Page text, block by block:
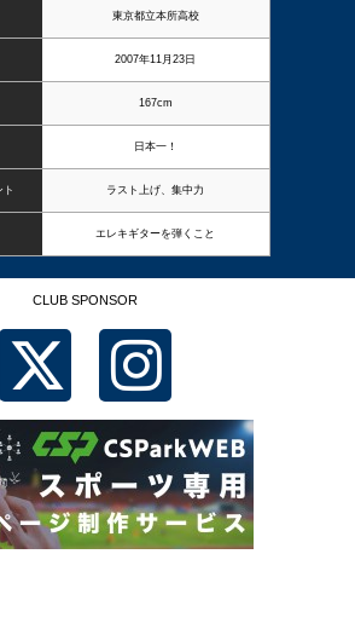
東京都立本所高校
2007年11月23日
167cm
日本一！
ト ラスト上げ、集中力
エレキギターを弾くこと
CLUB SPONSOR